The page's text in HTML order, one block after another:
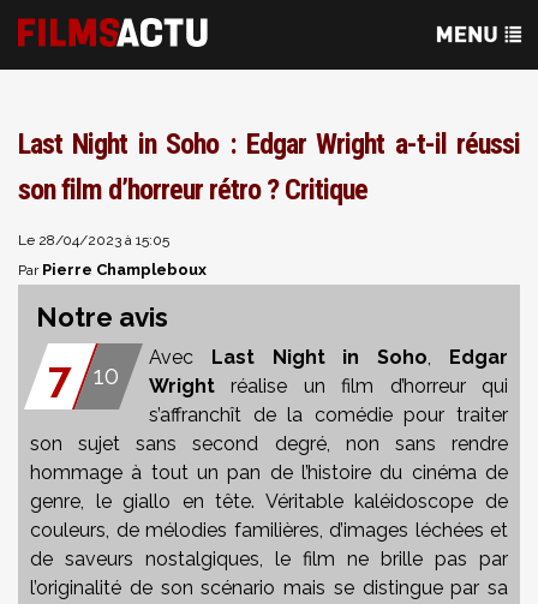
Last Night in Soho : Edgar Wright a-t-il réussi
son film d’horreur rétro ? Critique
Le 28/04/2023 à 15:05
Par Pierre Champleboux
Notre avis
7 10
Avec Last Night in Soho, Edgar
Wright réalise un film d’horreur qui
s’affranchît de la comédie pour traiter
son sujet sans second degré, non sans rendre
hommage à tout un pan de l’histoire du cinéma de
genre, le giallo en tête. Véritable kaléidoscope de
couleurs, de mélodies familières, d’images léchées et
de saveurs nostalgiques, le film ne brille pas par
l’originalité de son scénario mais se distingue par sa